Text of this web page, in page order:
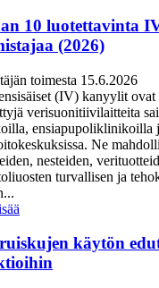
10 luotettavinta
(2026)
toimesta 15.6.2026
(IV) kanyylit
verisuonitiivilaitteita
ensiapupoliklinikoilla
Ne
nesteiden,
turvallisen ja
käytön